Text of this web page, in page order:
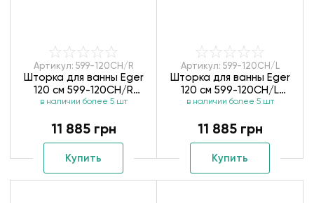
Артикул: 599-120CH/R
Шторка для ванны Eger
120 см 599-120CH/R
правая
в наличии более 5 шт
11 885 грн
Купить
Артикул: 599-120CH/L
Шторка для ванны Eger
120 см 599-120CH/L
левая
в наличии более 5 шт
11 885 грн
Купить